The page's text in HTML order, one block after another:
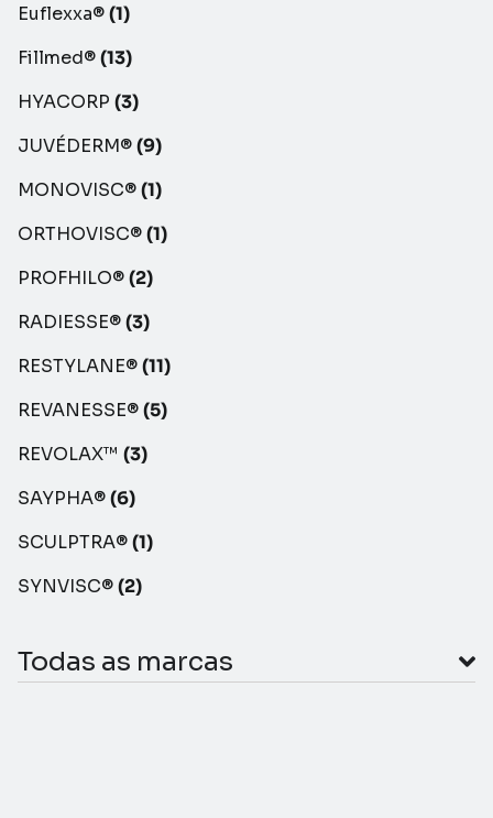
Euflexxa®(1)
Fillmed®(13)
HYACORP (3)
JUVÉDERM®(9)
MONOVISC®(1)
ORTHOVISC®(1)
PROFHILO®(2)
RADIESSE®(3)
RESTYLANE®(11)
REVANESSE®(5)
REVOLAX™ (3)
SAYPHA®(6)
SCULPTRA®(1)
SYNVISC®(2)
Todas as marcas